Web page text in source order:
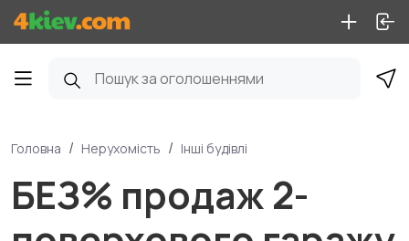
Головна Нерухомість Інші будівлі
БЕЗ% продаж 2-